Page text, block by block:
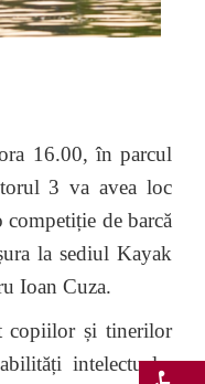
16.00, în parcul
3 va avea loc
de barcă
la sediul Kayak
Ioan Cuza.
copiilor și tinerilor
intelectuale,